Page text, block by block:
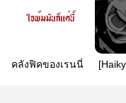
คลังฟิคของเรนนี่